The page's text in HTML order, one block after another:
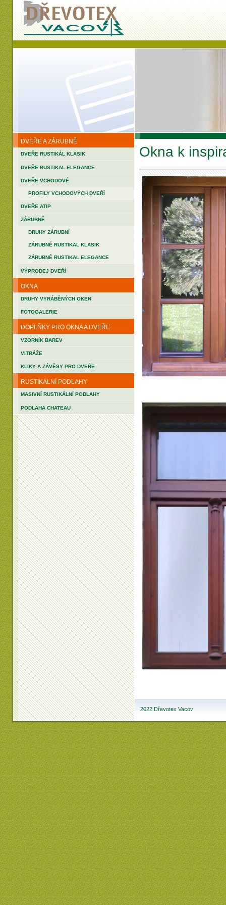
DVEŘE A ZÁRUBNĚ
DVEŘE RUSTIKÁL KLASIK
DVEŘE RUSTIKAL ELEGANCE
DVEŘE VCHODOVÉ
PROFILY VCHODOVÝCH DVEŘÍ
DVEŘE ATIP
ZÁRUBNĚ
DRUHY ZÁRUBNÍ
ZÁRUBNĚ RUSTIKAL KLASIK
ZÁRUBNĚ RUSTIKAL ELEGANCE
VÝPRODEJ DVEŘÍ
OKNA
DRUHY VYRÁBĚNÝCH OKEN
FOTOGALERIE
DOPLŇKY PRO OKNA A DVEŘE
VZORNÍK BAREV
VITRÁŽE
KLIKY A ZÁVĚSY PRO DVEŘE
RUSTIKÁLNÍ PODLAHY
MASIVNÍ RUSTIKÁLNÍ PODLAHY
PODLAHA CHATEAU
Okna k
2022 Dřevotex Vacov